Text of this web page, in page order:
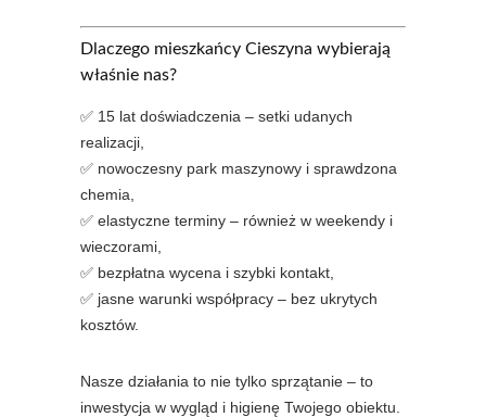
Dlaczego mieszkańcy Cieszyna wybierają
właśnie nas?
✅ 15 lat doświadczenia – setki udanych
realizacji,
✅ nowoczesny park maszynowy i sprawdzona
chemia,
✅ elastyczne terminy – również w weekendy i
wieczorami,
✅ bezpłatna wycena i szybki kontakt,
✅ jasne warunki współpracy – bez ukrytych
kosztów.
Nasze działania to nie tylko sprzątanie – to
inwestycja w wygląd i higienę Twojego obiektu.